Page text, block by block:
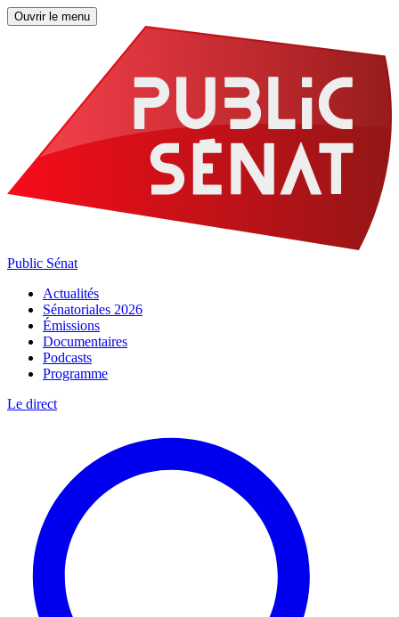
Ouvrir le menu
Public Sénat
Actualités
Sénatoriales 2026
Émissions
Documentaires
Podcasts
Programme
Le direct